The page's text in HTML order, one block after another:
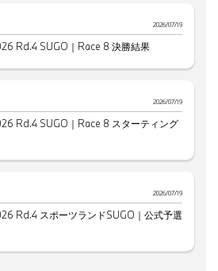
2026/07/19
Rd.4 SUGO｜Race 8 決勝結果
2026/07/19
Rd.4 SUGO｜Race 8 スターティング
2026/07/19
Rd.4 スポーツランドSUGO｜公式予選